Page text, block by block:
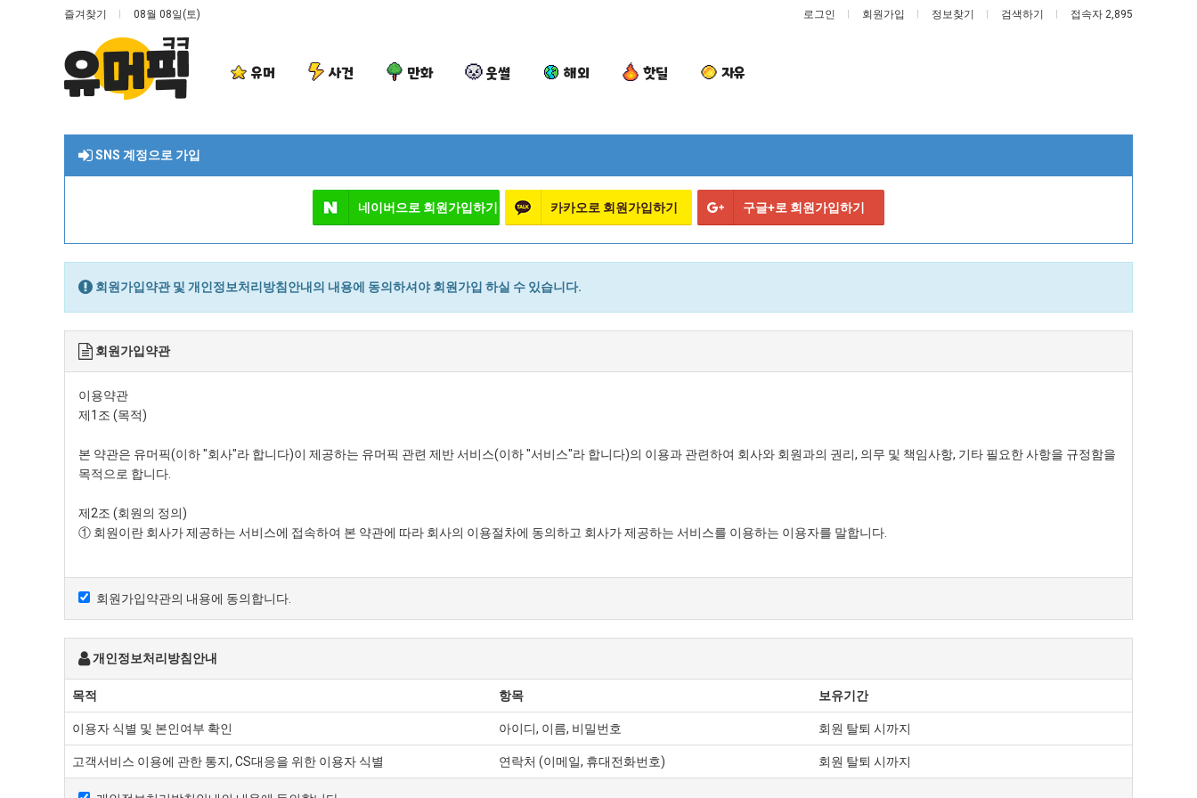
즐겨찾기 08월 08일(토) 로그인 회원가입 정보찾기 검색하기 접속자 2,895
유머 사건 만화 웃썰 해외 핫딜 자유
SNS 계정으로 가입
네이버으로 회원가입하기 카카오로 회원가입하기 구글+로 회원가입하기
회원가입약관 및 개인정보처리방침안내의 내용에 동의하셔야 회원가입 하실 수 있습니다.
회원가입약관
이용약관
제1조 (목적)
본 약관은 유머픽(이하 "회사"라 합니다)이 제공하는 유머픽 관련 제반 서비스(이하 "서비스"라 합니다)의 이용과 관련하여 회사와 회원과의 권리, 의무 및 책임사항, 기타 필요한 사항을 규정함을
목적으로 합니다.
제2조 (회원의 정의)
① 회원이란 회사가 제공하는 서비스에 접속하여 본 약관에 따라 회사의 이용절차에 동의하고 회사가 제공하는 서비스를 이용하는 이용자를 말합니다.
① 회원이 되고자 하는 자는 회사가 정한 가입 양식에 따라 회원정보를 기입하고 "동의", "확인" 등의 버튼을 누르는 방법으로 회원 가입을 신청합니다.
2. 제6조 제2항에 해당하는 회원 자격 제한 및 정지, 상실을 한 경험이 있었던 경우
3. 기타 회원으로 등록하는 것이 회사의 서비스 운영 및 기술상 현저히 지장이 있다고 판단되는 경우
③ 회원가입계약의 성립시기는 회사의 승낙이 가입신청자에게 도달한 시점으로 합니다.
④ 회원은 제1항의 회원정보 기재 내용에 변경이 발생한 경우, 즉시 변경사항을 정정하여 기재하여야 합니다.
제4조 (서비스의 제공 및 변경)
① 회사는 회원에게 아래와 같은 서비스를 제공합니다.
회원가입약관의 내용에 동의합니다.
개인정보처리방침안내
목적 항목 보유기간
이용자 식별 및 본인여부 확인 아이디, 이름, 비밀번호 회원 탈퇴 시까지
고객서비스 이용에 관한 통지, CS대응을 위한 이용자 식별 연락처 (이메일, 휴대전화번호) 회원 탈퇴 시까지